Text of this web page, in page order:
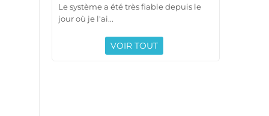
Le système a été très fiable depuis le
jour où je l'ai...
VOIR TOUT